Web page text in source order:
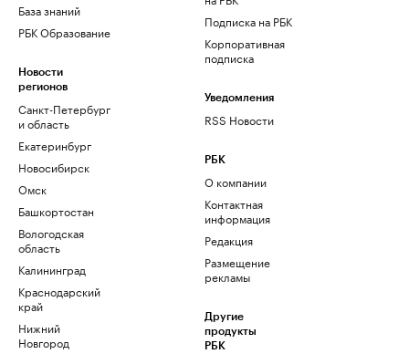
База знаний
РБК Образование
Новости
регионов
Санкт-Петербург
и область
Екатеринбург
Новосибирск
Омск
Башкортостан
Вологодская
область
Калининград
Краснодарский
край
Нижний
Новгород
Подписка на РБК
Корпоративная
подписка
Уведомления
RSS Новости
РБК
О компании
Контактная
информация
Редакция
Размещение
рекламы
Другие
продукты
РБК